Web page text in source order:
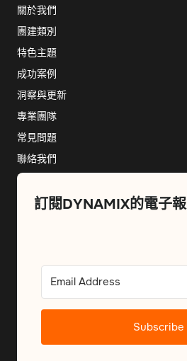
關於我們
團建類別
特色主題
成功案例
洞察與更新
專業團隊
常見問題
聯絡我們
訂閱DYNAMIX的電子報
Subscribe